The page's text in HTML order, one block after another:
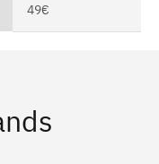
49€